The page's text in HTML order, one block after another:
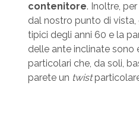
contenitore. Inoltre,
dal nostro punto di
tipici degli anni 60 e la
delle ante inclinate sono
particolari che, da soli,
parete un twist